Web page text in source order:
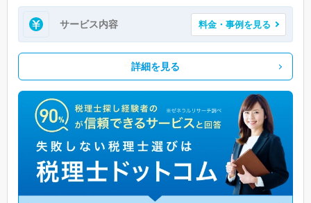
サービス内容 料金・事例を見る
詳細を見る